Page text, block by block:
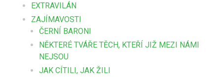
EXTRAVILÁN
ZAJÍMAVOSTI
ČERNÍ BARONI
NĚKTERÉ TVÁŘE TĚCH, KTEŘÍ JIŽ MEZI NÁMI
NEJSOU
JAK CÍTILI, JAK ŽILI